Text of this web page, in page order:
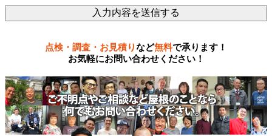
点検・調査・お見積りなど無料で承ります！
お気軽にお問い合わせください！